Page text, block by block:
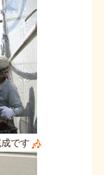
です